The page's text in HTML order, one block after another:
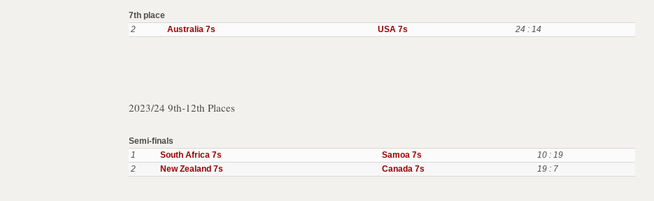
7th place
2
Australia 7s USA 7s 24 : 14
2023/24 9th-12th Places
Semi-finals
1
South Africa 7s Samoa 7s
10 : 19
2
New Zealand 7s Canada 7s 19 : 7